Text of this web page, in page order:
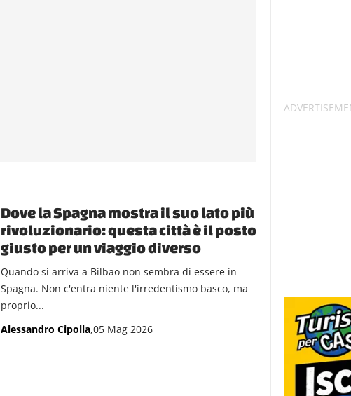
Dove la Spagna mostra il suo lato più
rivoluzionario: questa città è il posto
giusto per un viaggio diverso
Quando si arriva a Bilbao non sembra di essere in
Spagna. Non c'entra niente l'irredentismo basco, ma
proprio...
Alessandro Cipolla,05 Mag 2026